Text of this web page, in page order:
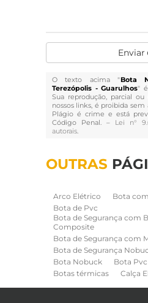
Enviar
O texto acima "Bota
Terezópolis - Guarulhos"
Sua reprodução, parcial
nossos links, é proibida sem
Plágio é crime e está
Código Penal. – Lei n°
autorais.
OUTRAS
Arco Elétrico
Bota
Bota de Pvc
Bota de Segurança com
Composite
Bota de Segurança com
Bota de Segurança
Bota Nobuck
Bota
Botas térmicas
Calça